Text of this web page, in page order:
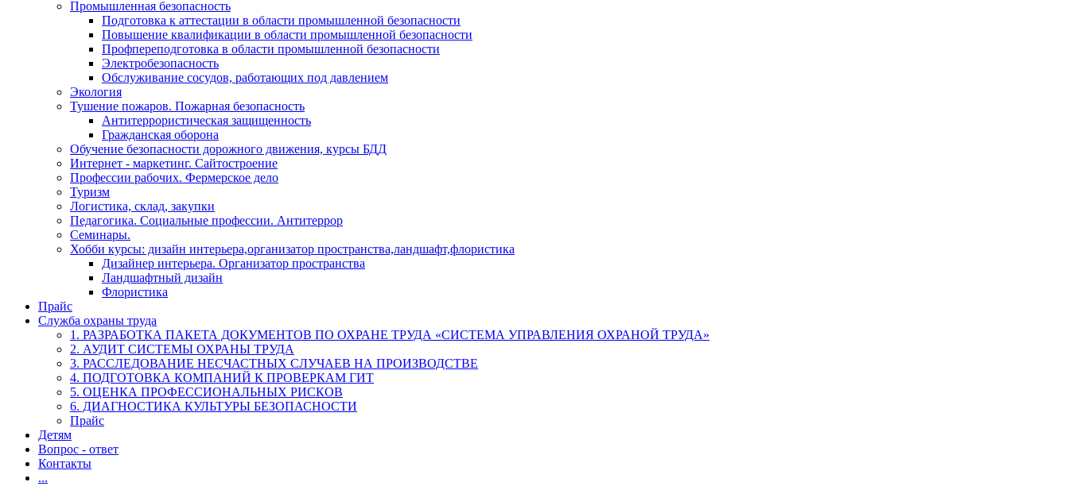
Промышленная безопасность
Подготовка к аттестации в области промышленной безопасности
Повышение квалификации в области промышленной безопасности
Профпереподготовка в области промышленной безопасности
Электробезопасность
Обслуживание сосудов, работающих под давлением
Экология
Тушение пожаров. Пожарная безопасность
Антитеррористическая защищенность
Гражданская оборона
Обучение безопасности дорожного движения, курсы БДД
Интернет - маркетинг. Сайтостроение
Профессии рабочих. Фермерское дело
Туризм
Логистика, склад, закупки
Педагогика. Социальные профессии. Антитеррор
Семинары.
Хобби курсы: дизайн интерьера,организатор пространства,ландшафт,флористика
Дизайнер интерьера. Организатор пространства
Ландшафтный дизайн
Флористика
Прайс
Служба охраны труда
1. РАЗРАБОТКА ПАКЕТА ДОКУМЕНТОВ ПО ОХРАНЕ ТРУДА «СИСТЕМА УПРАВЛЕНИЯ ОХРАНОЙ ТРУДА»
2. АУДИТ СИСТЕМЫ ОХРАНЫ ТРУДА
3. РАССЛЕДОВАНИЕ НЕСЧАСТНЫХ СЛУЧАЕВ НА ПРОИЗВОДСТВЕ
4. ПОДГОТОВКА КОМПАНИЙ К ПРОВЕРКАМ ГИТ
5. ОЦЕНКА ПРОФЕССИОНАЛЬНЫХ РИСКОВ
6. ДИАГНОСТИКА КУЛЬТУРЫ БЕЗОПАСНОСТИ
Прайс
Детям
Вопрос - ответ
Контакты
...